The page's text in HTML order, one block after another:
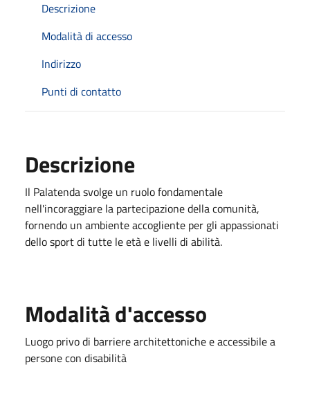
Descrizione
Modalità di accesso
Indirizzo
Punti di contatto
Descrizione
Il Palatenda svolge un ruolo fondamentale
nell'incoraggiare la partecipazione della comunità,
fornendo un ambiente accogliente per gli appassionati
dello sport di tutte le età e livelli di abilità.
Modalità d'accesso
Luogo privo di barriere architettoniche e accessibile a
persone con disabilità